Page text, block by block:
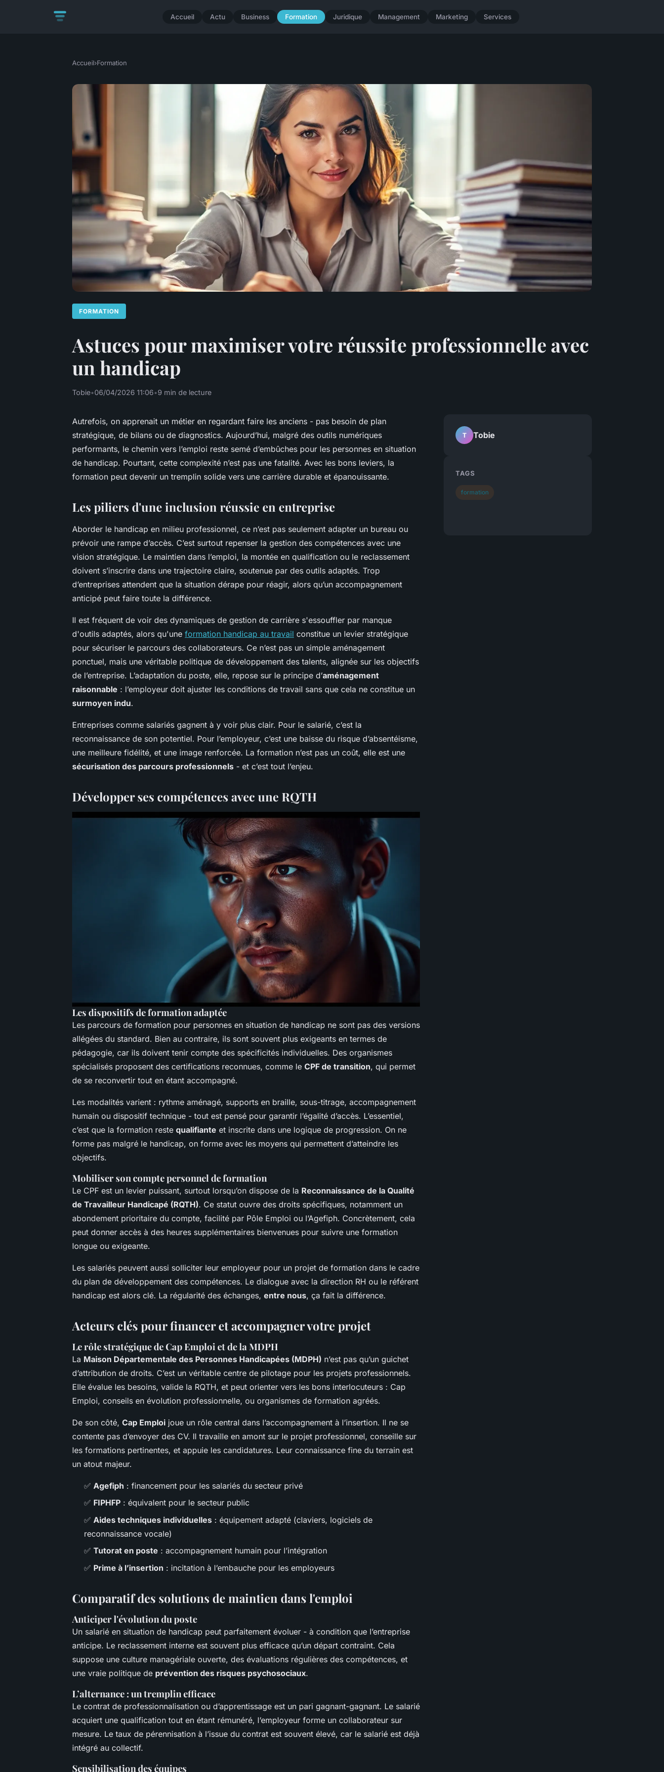
Accueil Actu Business Formation Juridique Management Marketing Services
Accueil›Formation
FORMATION
Astuces pour maximiser votre réussite professionnelle avec
un handicap
Tobie•06/04/2026 11:06•9 min de lecture
Autrefois, on apprenait un métier en regardant faire les anciens - pas besoin de plan
stratégique, de bilans ou de diagnostics. Aujourd’hui, malgré des outils numériques
performants, le chemin vers l’emploi reste semé d’embûches pour les personnes en situation
de handicap. Pourtant, cette complexité n’est pas une fatalité. Avec les bons leviers, la
formation peut devenir un tremplin solide vers une carrière durable et épanouissante.
Les piliers d'une inclusion réussie en entreprise
Aborder le handicap en milieu professionnel, ce n’est pas seulement adapter un bureau ou
prévoir une rampe d’accès. C’est surtout repenser la gestion des compétences avec une
vision stratégique. Le maintien dans l’emploi, la montée en qualification ou le reclassement
doivent s’inscrire dans une trajectoire claire, soutenue par des outils adaptés. Trop
d’entreprises attendent que la situation dérape pour réagir, alors qu’un accompagnement
anticipé peut faire toute la différence.
Il est fréquent de voir des dynamiques de gestion de carrière s'essouffler par manque
d'outils adaptés, alors qu'une formation handicap au travail constitue un levier stratégique
pour sécuriser le parcours des collaborateurs. Ce n’est pas un simple aménagement
ponctuel, mais une véritable politique de développement des talents, alignée sur les objectifs
de l’entreprise. L’adaptation du poste, elle, repose sur le principe d’aménagement
raisonnable : l’employeur doit ajuster les conditions de travail sans que cela ne constitue un
surmoyen indu.
Entreprises comme salariés gagnent à y voir plus clair. Pour le salarié, c’est la
reconnaissance de son potentiel. Pour l’employeur, c’est une baisse du risque d’absentéisme,
une meilleure fidélité, et une image renforcée. La formation n’est pas un coût, elle est une
sécurisation des parcours professionnels - et c’est tout l’enjeu.
Développer ses compétences avec une RQTH
Les dispositifs de formation adaptée
Les parcours de formation pour personnes en situation de handicap ne sont pas des versions
allégées du standard. Bien au contraire, ils sont souvent plus exigeants en termes de
pédagogie, car ils doivent tenir compte des spécificités individuelles. Des organismes
spécialisés proposent des certifications reconnues, comme le CPF de transition, qui permet
de se reconvertir tout en étant accompagné.
Les modalités varient : rythme aménagé, supports en braille, sous-titrage, accompagnement
humain ou dispositif technique - tout est pensé pour garantir l’égalité d’accès. L’essentiel,
c’est que la formation reste qualifiante et inscrite dans une logique de progression. On ne
forme pas malgré le handicap, on forme avec les moyens qui permettent d’atteindre les
objectifs.
Mobiliser son compte personnel de formation
Le CPF est un levier puissant, surtout lorsqu’on dispose de la Reconnaissance de la Qualité
de Travailleur Handicapé (RQTH). Ce statut ouvre des droits spécifiques, notamment un
abondement prioritaire du compte, facilité par Pôle Emploi ou l’Agefiph. Concrètement, cela
peut donner accès à des heures supplémentaires bienvenues pour suivre une formation
longue ou exigeante.
Les salariés peuvent aussi solliciter leur employeur pour un projet de formation dans le cadre
du plan de développement des compétences. Le dialogue avec la direction RH ou le référent
handicap est alors clé. La régularité des échanges, entre nous, ça fait la différence.
Acteurs clés pour financer et accompagner votre projet
Le rôle stratégique de Cap Emploi et de la MDPH
La Maison Départementale des Personnes Handicapées (MDPH) n’est pas qu’un guichet
d’attribution de droits. C’est un véritable centre de pilotage pour les projets professionnels.
Elle évalue les besoins, valide la RQTH, et peut orienter vers les bons interlocuteurs : Cap
Emploi, conseils en évolution professionnelle, ou organismes de formation agréés.
De son côté, Cap Emploi joue un rôle central dans l’accompagnement à l’insertion. Il ne se
contente pas d’envoyer des CV. Il travaille en amont sur le projet professionnel, conseille sur
les formations pertinentes, et appuie les candidatures. Leur connaissance fine du terrain est
un atout majeur.
✅ Agefiph : financement pour les salariés du secteur privé
✅ FIPHFP : équivalent pour le secteur public
✅ Aides techniques individuelles : équipement adapté (claviers, logiciels de
reconnaissance vocale)
✅ Tutorat en poste : accompagnement humain pour l’intégration
✅ Prime à l’insertion : incitation à l’embauche pour les employeurs
Comparatif des solutions de maintien dans l'emploi
Anticiper l'évolution du poste
Un salarié en situation de handicap peut parfaitement évoluer - à condition que l’entreprise
anticipe. Le reclassement interne est souvent plus efficace qu’un départ contraint. Cela
suppose une culture managériale ouverte, des évaluations régulières des compétences, et
une vraie politique de prévention des risques psychosociaux.
L’alternance : un tremplin efficace
Le contrat de professionnalisation ou d’apprentissage est un pari gagnant-gagnant. Le salarié
acquiert une qualification tout en étant rémunéré, l’employeur forme un collaborateur sur
mesure. Le taux de pérennisation à l’issue du contrat est souvent élevé, car le salarié est déjà
intégré au collectif.
Sensibilisation des équipes
T Tobie
TAGS
formation